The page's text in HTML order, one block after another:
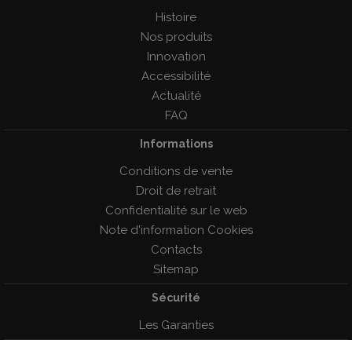
Histoire
Nos produits
Innovation
Accessibilité
Actualité
FAQ
Informations
Conditions de vente
Droit de retrait
Confidentialité sur le web
Note d'information Cookies
Contacts
Sitemap
Sécurité
Les Garanties